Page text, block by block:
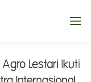
Lestari Ikuti